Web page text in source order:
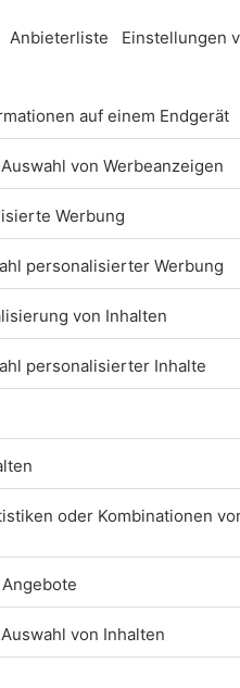
ARBEITEN
DARAN, UNSERE